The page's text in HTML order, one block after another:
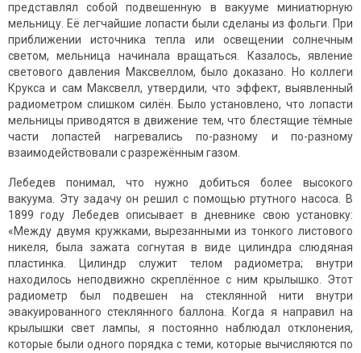
представлял собой подвешенную в вакууме миниатюрную
мельницу. Её легчайшие лопасти были сделаны из фольги. При
приближении источника тепла или освещении солнечным
светом, мельница начинала вращаться. Казалось, явление
светового давления Максвеллом, было доказано. Но коллеги
Крукса и сам Максвелл, утвердили, что эффект, выявленный
радиометром слишком силён. Было установлено, что лопасти
мельницы приводятся в движение тем, что блестящие тёмные
части лопастей нагревались по-разному и по-разному
взаимодействовали с разрежённым газом.
Лебедев понимал, что нужно добиться более высокого
вакуума. Эту задачу он решил с помощью ртутного насоса. В
1899 году Лебедев описывает в дневнике свою установку:
«Между двумя кружками, вырезанными из тонкого листового
никеля, была зажата согнутая в виде цилиндра слюдяная
пластинка. Цилиндр служит телом радиометра; внутри
находилось неподвижно скреплённое с ним крылышко. Этот
радиометр был подвешен на стеклянной нити внутри
эвакуированного стеклянного баллона. Когда я направил на
крылышки свет лампы, я постоянно наблюдал отклонения,
которые были одного порядка с теми, которые вычисляются по